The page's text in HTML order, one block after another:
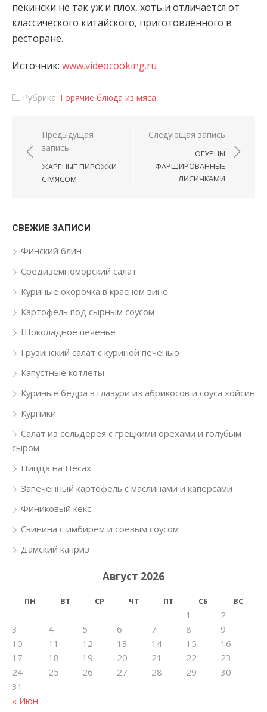
пекински не так уж и плох, хоть и отличается от
классического китайского, приготовленного в
ресторане.
Источник: www.videocooking.ru
Рубрика: Горячие блюда из мяса
Навигация по записям
Предыдущая
запись
ЖАРЕНЫЕ ПИРОЖКИ
С МЯСОМ
Следующая запись
ОГУРЦЫ
ФАРШИРОВАННЫЕ
ЛИСИЧКАМИ
СВЕЖИЕ ЗАПИСИ
Финский блин
Средиземноморский салат
Куриные окорочка в красном вине
Картофель под сырным соусом
Шоколадное печенье
Грузинский салат с куриной печенью
Капустные котлеты
Куриные бедра в глазури из абрикосов и соуса хойсин
Курники
Салат из сельдерея с грецкими орехами и голубым
сыром
Пицца на Песах
Запеченный картофель с маслинами и каперсами
Финиковый кекс
Свинина с имбирем и соевым соусом
Дамский каприз
Август 2026
ПН ВТ СР ЧТ ПТ СБ ВС
« Июн
1
2
3
4 5 6 7 8
9
10
11 12 13 14 15
16
17
18 19 20 21 22
23
24
25 26 27 28 29
30
31